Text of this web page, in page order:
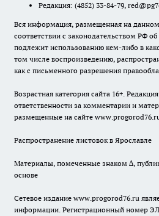
Редакция: (4852) 33-84-79,
Вся информация, размещенная на данном
соответствии с законодательством РФ
подлежит использованию кем-либо в
том числе воспроизведению,
как с письменного разрешения
Возрастная категория сайта 16+.
ответственности за комментарии и
размещенные на сайте
Распространение листовок в Ярославле
Материалы, помеченные знаком ∆,
основе
Сетевое издание www.progorod76.ru
информации. Регистрационный номер